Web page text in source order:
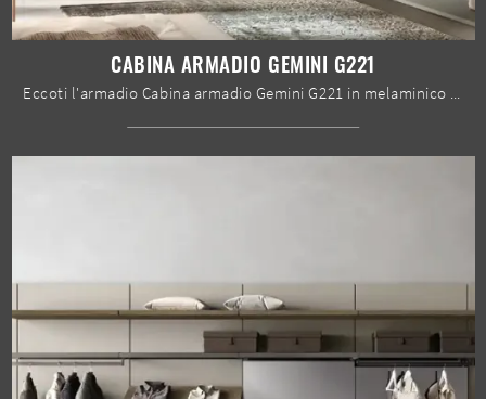
CABINA ARMADIO GEMINI G221